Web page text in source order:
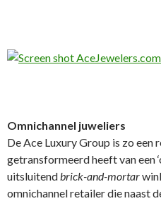
Omnichannel juweliers
De Ace Luxury Group is zo een
getransformeerd heeft van een
uitsluitendbrick-and-mortar
omnichannel retailer die naast